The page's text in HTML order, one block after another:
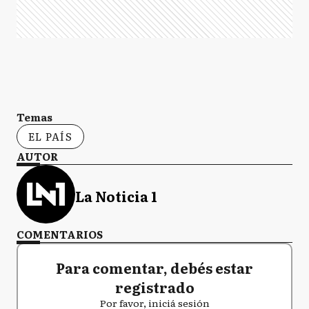
Temas
EL PAÍS
AUTOR
La Noticia 1
COMENTARIOS
Para comentar, debés estar
registrado
Por favor, iniciá sesión